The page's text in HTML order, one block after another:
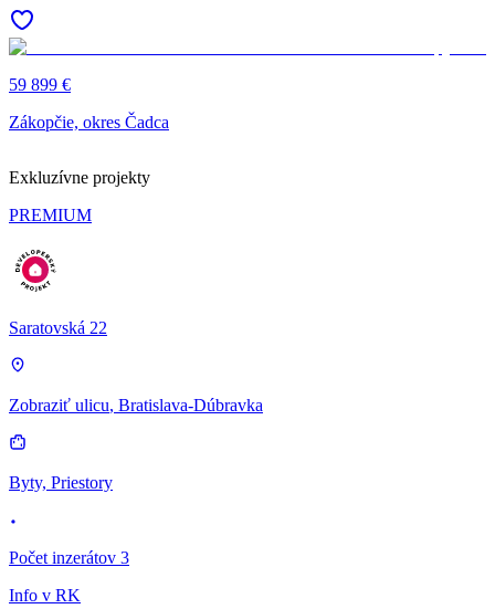
59 899 €
Zákopčie, okres Čadca
Exkluzívne projekty
PREMIUM
Saratovská 22
Zobraziť ulicu, Bratislava-Dúbravka
Byty, Priestory
Počet inzerátov 3
Info v RK